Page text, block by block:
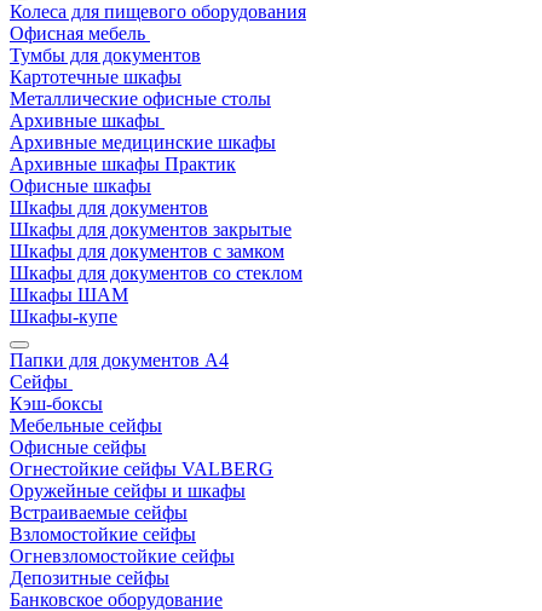
Колеса для пищевого оборудования
Офисная мебель
Тумбы для документов
Картотечные шкафы
Металлические офисные столы
Архивные шкафы
Архивные медицинские шкафы
Архивные шкафы Практик
Офисные шкафы
Шкафы для документов
Шкафы для документов закрытые
Шкафы для документов с замком
Шкафы для документов со стеклом
Шкафы ШАМ
Шкафы-купе
Папки для документов A4
Сейфы
Кэш-боксы
Мебельные сейфы
Офисные сейфы
Огнестойкие сейфы VALBERG
Оружейные сейфы и шкафы
Встраиваемые сейфы
Взломостойкие сейфы
Огневзломостойкие сейфы
Депозитные сейфы
Банковское оборудование